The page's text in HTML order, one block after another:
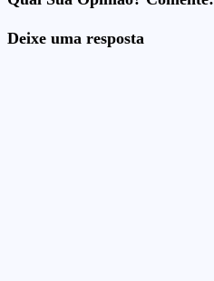
Deixe uma resposta